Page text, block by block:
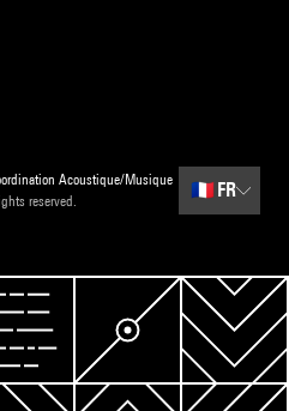
Acoustique/Musique
reserved.
🇫🇷 FR